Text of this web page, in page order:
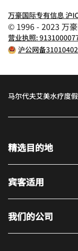
万豪国际专有信息 沪
© 1996 - 2023 万
营业执照:
沪公网备
马尔代夫艾美水疗度
精选目的地
宾客适用
我们的公司